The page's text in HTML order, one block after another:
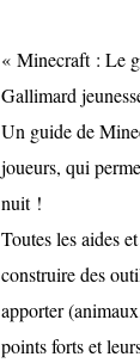
« Minecraft : Le
Gallimard
Un guide de
joueurs, qui
nuit !
Toutes les aides
construire des
apporter
points forts et